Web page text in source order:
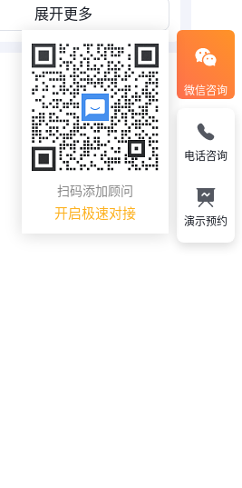
展开更多
微信咨询
扫码添加顾问
开启极速对接
电话咨询
演示预约